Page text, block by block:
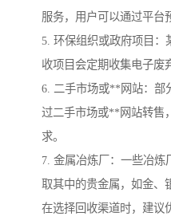
服务，用户可以通过平台
5. 环保组织或政府项目：
收项目会定期收集电子废
6. 二手市场或**网站：部
过二手市场或**网站转售
求。
7. 金属冶炼厂：一些冶炼
取其中的贵金属，如金、
在选择回收渠道时，建议